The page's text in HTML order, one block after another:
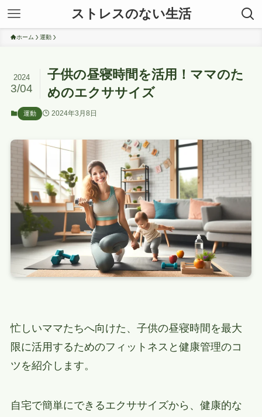
ストレスのない生活
ホーム 運動
子供の昼寝時間を活用！ママのた
めのエクササイズ
2024
3/04
運動 2024年3月8日
忙しいママたちへ向けた、子供の昼寝時間を最大
限に活用するためのフィットネスと健康管理のコ
ツを紹介します。
自宅で簡単にできるエクササイズから、健康的な